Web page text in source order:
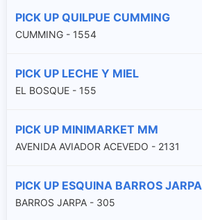
PICK UP QUILPUE CUMMING
CUMMING - 1554
PICK UP LECHE Y MIEL
EL BOSQUE - 155
PICK UP MINIMARKET MM
AVENIDA AVIADOR ACEVEDO - 2131
PICK UP ESQUINA BARROS JARPA
BARROS JARPA - 305